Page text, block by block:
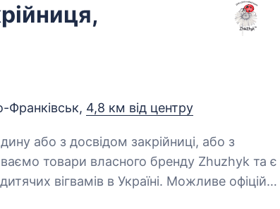
Франківськ, 4,8 км від центру
товари власного бренду Zhuzhyk та є
вігвамів в Україні. Можливе офіційне